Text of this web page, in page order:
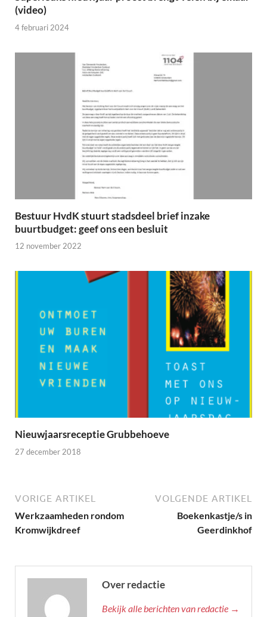
(video)
4 februari 2024
Bestuur HvdK stuurt stadsdeel brief inzake
buurtbudget: geef ons een besluit
12 november 2022
Nieuwjaarsreceptie Grubbehoeve
27 december 2018
VORIGE ARTIKEL
Werkzaamheden rondom
Kromwijkdreef
VOLGENDE ARTIKEL
Boekenkastje/s in
Geerdinkhof
Over redactie
Bekijk alle berichten van redactie →